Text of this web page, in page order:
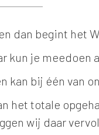
dan begint het
kun je meedoen
kan bij één van
het totale
wij daar